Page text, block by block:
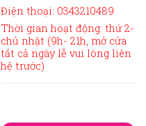
Điện thoại: 0343210489
Thời gian hoạt động: thứ 2-
chủ nhật (9h- 21h, mở cửa
tất cả ngày lễ vui lòng liên
hệ trước)